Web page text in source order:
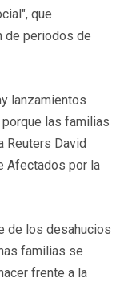
que
de periodos de
lanzamientos
las familias
Reuters David
Afectados por la
de los desahucios
familias se
frente a la